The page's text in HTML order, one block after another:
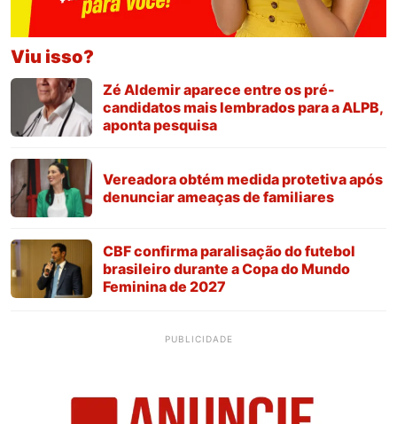
Viu isso?
Zé Aldemir aparece entre os pré-
candidatos mais lembrados para a ALPB,
aponta pesquisa
Vereadora obtém medida protetiva após
denunciar ameaças de familiares
CBF confirma paralisação do futebol
brasileiro durante a Copa do Mundo
Feminina de 2027
PUBLICIDADE